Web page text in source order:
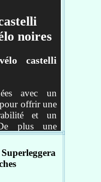
noires
castelli
avec un
offrir une
et un
plus une
pied assure